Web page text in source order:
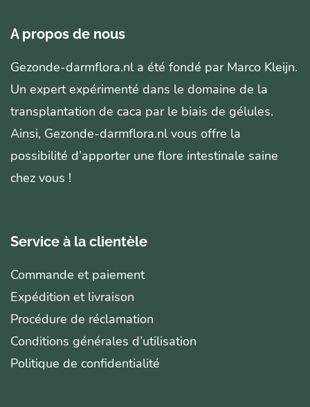
A propos de nous
Gezonde-darmflora.nl a été fondé par Marco Kleijn.
Un expert expérimenté dans le domaine de la
transplantation de caca par le biais de gélules.
Ainsi, Gezonde-darmflora.nl vous offre la
possibilité d’apporter une flore intestinale saine
chez vous !
Service à la clientèle
Commande et paiement
Expédition et livraison
Procédure de réclamation
Conditions générales d’utilisation
Politique de confidentialité